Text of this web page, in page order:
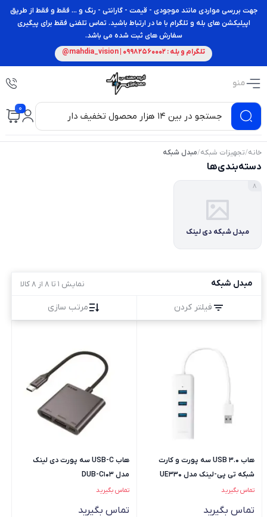
جهت بررسی مواردی مانند موجودی - قیمت - گارانتی - رنگ و ... فقط و فقط از طریق
اپیلیکشن های بله و تلگرام با ما در ارتباط باشید. تماس تلفنی فقط برای پیگیری
سفارش های ثبت شده می باشد.
تلگرام و بله : 09982560002 | mahdia_vision@
منو
0
خانه/تجهیزات شبکه/مبدل شبکه
دسته‌بندی‌ها
8
مبدل شبکه دی لینک
مبدل شبکه نمایش 1 تا 8 از 8 کالا
فیلتر کردن مرتب سازی
هاب USB 3.0 سه پورت و کارت
شبکه تی پی-لینک مدل UE330
تماس بگیرید
تماس بگیرید
هاب USB-C سه پورت دی لینک
مدل DUB-C103
تماس بگیرید
تماس بگیرید